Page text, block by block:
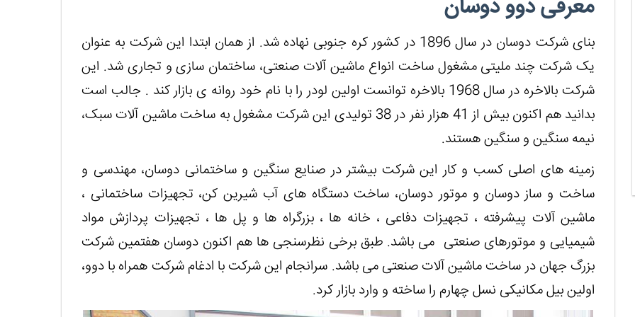
معرفی دوو دوسان
بنای شرکت دوسان در سال 1896 در کشور کره جنوبی نهاده شد. از همان ابتدا این شرکت به عنوان
یک شرکت چند ملیتی مشغول ساخت انواع ماشین آلات صنعتی، ساختمان سازی و تجاری شد. این
شرکت بالاخره در سال 1968 بالاخره توانست اولین لودر را با نام خود روانه ی بازار کند . جالب است
بدانید هم اکنون بیش از 41 هزار نفر در 38 تولیدی این شرکت مشغول به ساخت ماشین آلات سبک،
نیمه سنگین و سنگین هستند.
زمینه های اصلی کسب و کار این شرکت بیشتر در صنایع سنگین و ساختمانی دوسان، مهندسی و
ساخت و ساز دوسان و موتور دوسان، ساخت دستگاه های آب شیرین کن، تجهیزات ساختمانی ،
ماشین آلات پیشرفته ، تجهیزات دفاعی ، خانه ها ، بزرگراه ها و پل ها ، تجهیزات پردازش مواد
شیمیایی و موتورهای صنعتی می باشد. طبق برخی نظرسنجی ها هم اکنون دوسان هفتمین شرکت
بزرگ جهان در ساخت ماشین آلات صنعتی می باشد. سرانجام این شرکت با ادغام شرکت همراه با دوو،
اولین بیل مکانیکی نسل چهارم را ساخته و وارد بازار کرد.